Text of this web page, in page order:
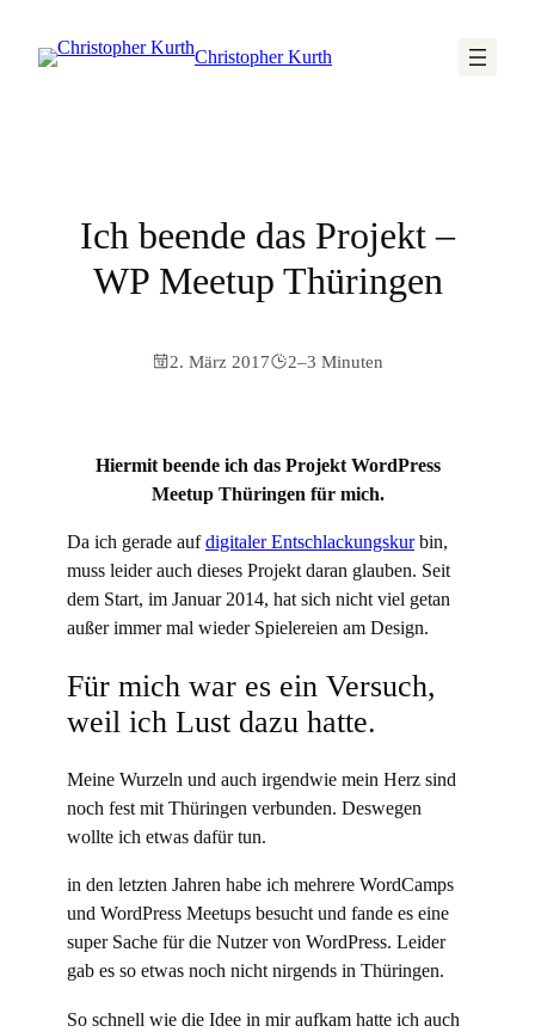
Christopher Kurth
Ich beende das Projekt –
WP Meetup Thüringen
2. März 2017 2–3 Minuten
Hiermit beende ich das Projekt WordPress
Meetup Thüringen für mich.
Da ich gerade aufdigitaler Entschlackungskurbin,
muss leider auch dieses Projekt daran glauben. Seit
dem Start, im Januar 2014, hat sich nicht viel getan
außer immer mal wieder Spielereien am Design.
Für mich war es ein Versuch,
weil ich Lust dazu hatte.
Meine Wurzeln und auch irgendwie mein Herz sind
noch fest mit Thüringen verbunden. Deswegen
wollte ich etwas dafür tun.
in den letzten Jahren habe ich mehrere WordCamps
und WordPress Meetups besucht und fande es eine
super Sache für die Nutzer von WordPress. Leider
gab es so etwas noch nicht nirgends in Thüringen.
So schnell wie die Idee in mir aufkam hatte ich auch